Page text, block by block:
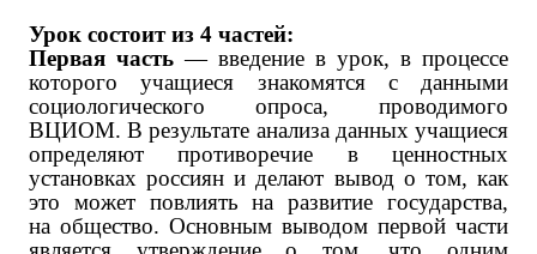
Урок состоит из 4 частей:
Первая часть — введение в урок, в процессе
которого учащиеся знакомятся с данными
социологического опроса, проводимого
ВЦИОМ. В результате анализа данных учащиеся
определяют противоречие в ценностных
установках россиян и делают вывод о том, как
это может повлиять на развитие государства,
на общество. Основным выводом первой части